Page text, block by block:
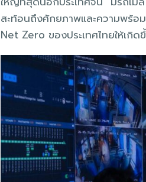
สะท้อนถึงศักยภาพและความพร้อม
Net Zero ของประเทศไทยให้เกิ